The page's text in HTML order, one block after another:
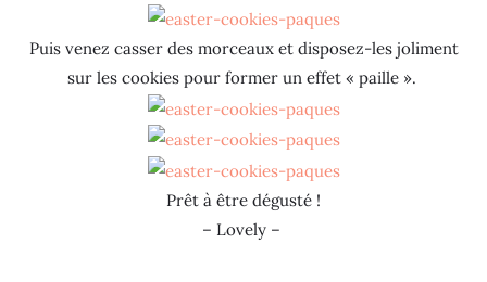
Puis venez casser des morceaux et disposez-les joliment
sur les cookies pour former un effet « paille ».
Prêt à être dégusté !
– Lovely –